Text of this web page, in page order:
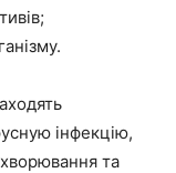
інфекцію,
та